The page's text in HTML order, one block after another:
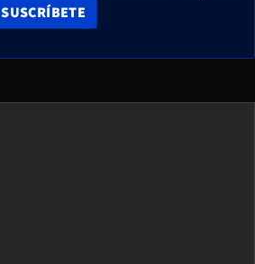
SUSCRÍBETE
OPENS IN NEW WINDOW